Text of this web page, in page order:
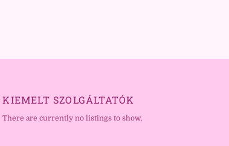
KIEMELT SZOLGÁLTATÓK
There are currently no listings to show.